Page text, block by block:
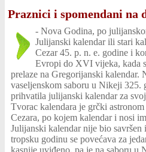
Praznici i spomendani na
- Nova Godina, po
Julijanski kalendar ili stari
Cezar 45. p. n. e. godine i
Evropi do XVI vijeka, kada
prelaze na Gregorijanski kalendar.
vaseljenskom saboru u Nikeji 325.
prihvatila julijanski kalendar za
Tvorac kalendara je grčki
Cezara, po kojem kalendar i nosi
Julijanski kalendar nije bio savršen
tropsku godinu se povećava za
kasnije uviđeno, pa je na saboru u